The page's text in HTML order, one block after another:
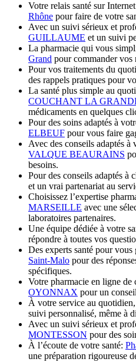
Votre relais santé sur
Rhône pour faire de votre
Avec un suivi sérieux et
GUILLAUME et un suivi
La pharmacie qui vous
Grand pour commander vos
Pour vos traitements du
des rappels pratiques pour
La santé plus simple au
COUCHANT LA
médicaments en quelques
Pour des soins adaptés à
ELBEUF pour vous faire
Avec des conseils adaptés à
VALQUE BEAURAINS
besoins.
Pour des conseils adaptés à
et un vrai partenariat au
Choisissez l’expertise
MARSEILLE avec une
laboratoires partenaires.
Une équipe dédiée à votre
répondre à toutes vos
Des experts santé pour vous
Saint-Malo pour des
spécifiques.
Votre pharmacie en ligne de
OYONNAX pour un
À votre service au quotidien,
suivi personnalisé, même à
Avec un suivi sérieux et
MONTESSON pour des
À l’écoute de votre santé:
une préparation rigoureuse